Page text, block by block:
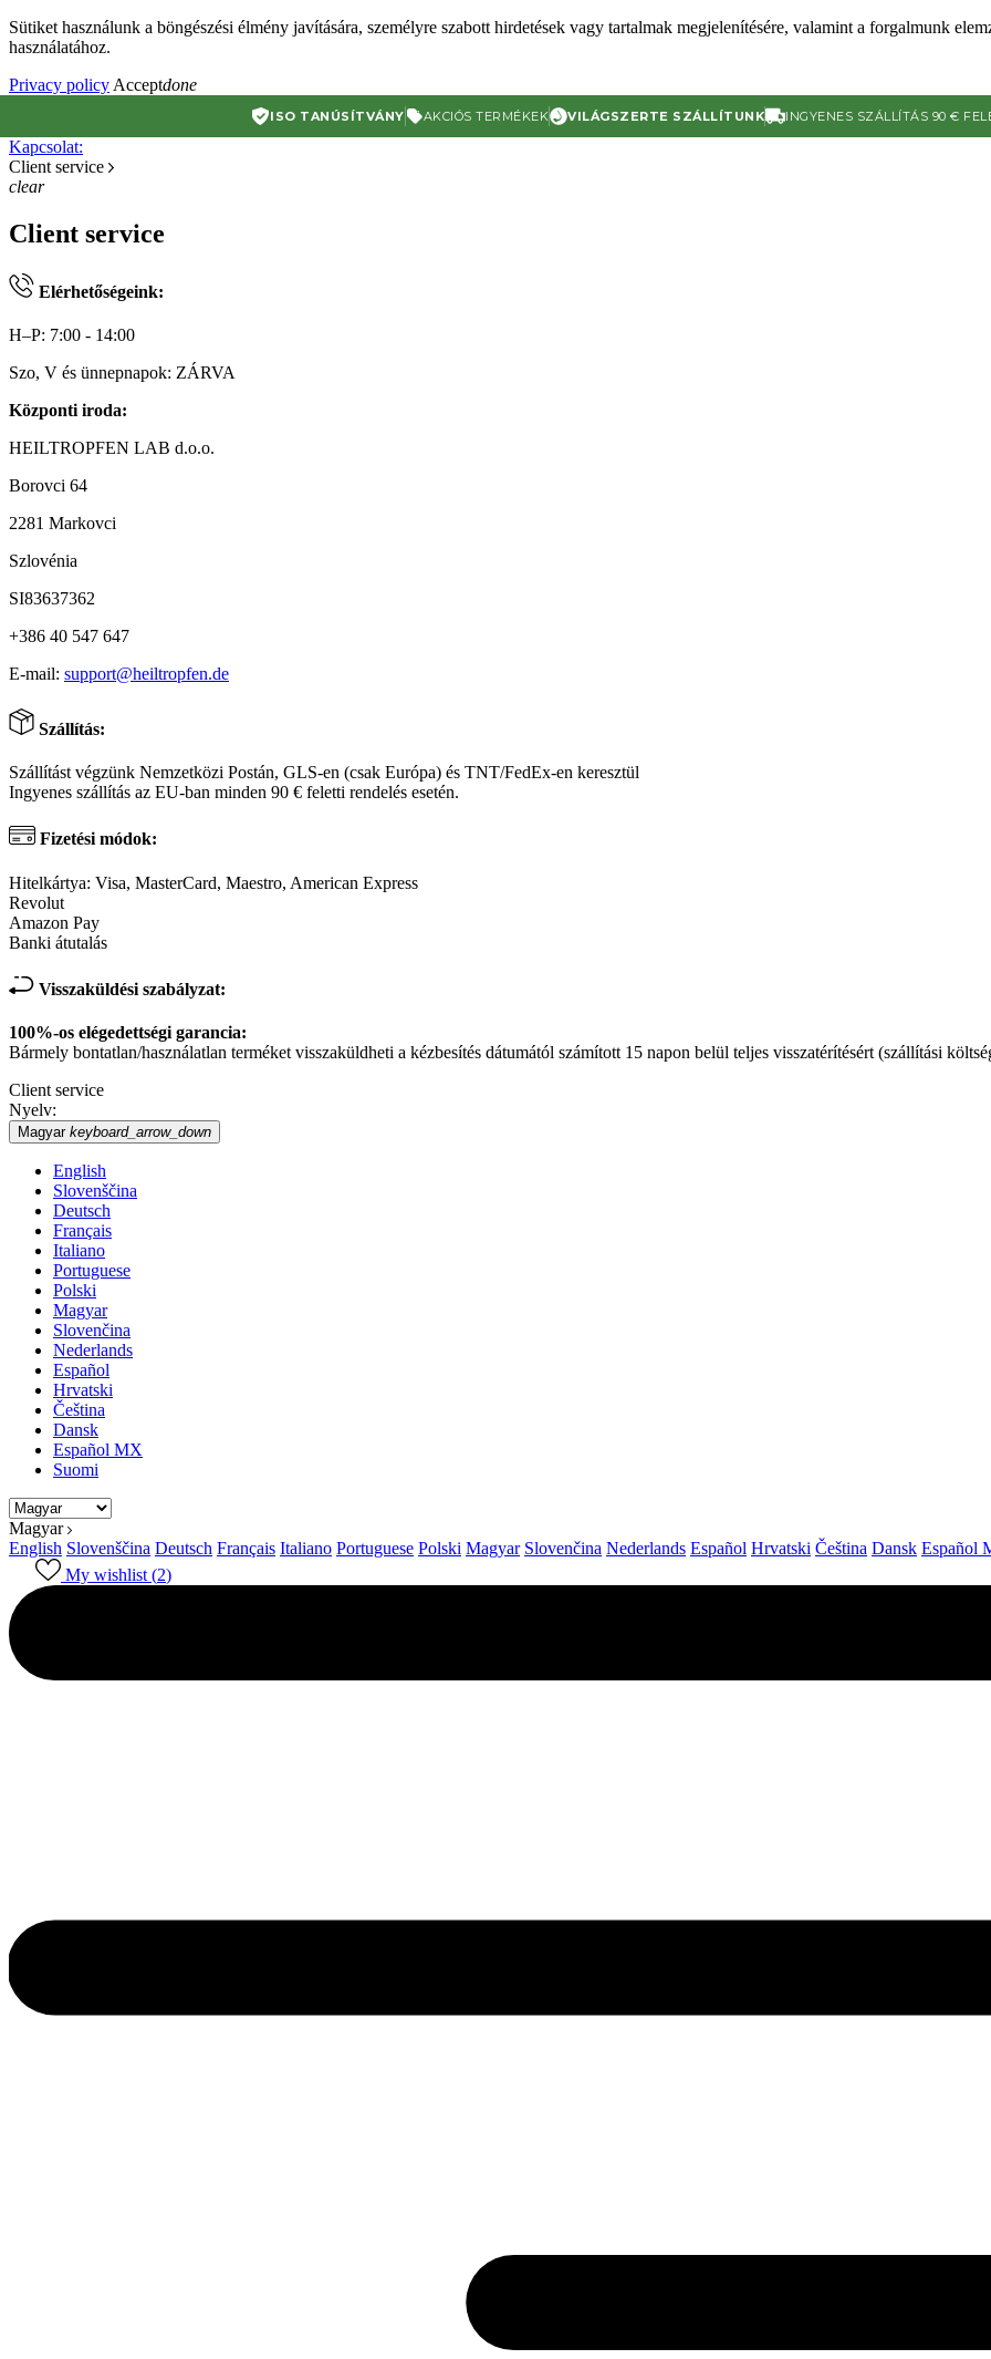
Sütiket használunk a böngészési élmény javítására, személyre szabott hirdetések vagy tartalmak megjelenítésére, valamint a forgalmunk
használatához.
Privacy policy Acceptdone
ISO TANÚSÍTVÁNY AKCIÓS TERMÉKEK VILÁGSZERTE SZÁLLÍTUNK INGYENES SZÁLLÍTÁS 90 €
Kapcsolat:
Client service
clear
Client service
Elérhetőségeink:
H–P: 7:00 - 14:00
Szo, V és ünnepnapok: ZÁRVA
Központi iroda:
HEILTROPFEN LAB d.o.o.
Borovci 64
2281 Markovci
Szlovénia
SI83637362
+386 40 547 647
E-mail: support@heiltropfen.de
Szállítás:
Szállítást végzünk Nemzetközi Postán, GLS-en (csak Európa) és TNT/FedEx-en keresztül
Ingyenes szállítás az EU-ban minden 90 € feletti rendelés esetén.
Fizetési módok:
Hitelkártya: Visa, MasterCard, Maestro, American Express
Revolut
Amazon Pay
Banki átutalás
Visszaküldési szabályzat:
100%-os elégedettségi garancia:
Bármely bontatlan/használatlan terméket visszaküldheti a kézbesítés dátumától számított 15 napon belül teljes visszatérítésért (szállítási
Client service
Nyelv:
Magyar keyboard_arrow_down
English
Slovenščina
Deutsch
Français
Italiano
Portuguese
Polski
Magyar
Slovenčina
Nederlands
Español
Hrvatski
Čeština
Dansk
Español MX
Suomi
Magyar
English Slovenščina Deutsch Français Italiano Portuguese Polski Magyar Slovenčina Nederlands Español Hrvatski Čeština Dansk Español
My wishlist (2)